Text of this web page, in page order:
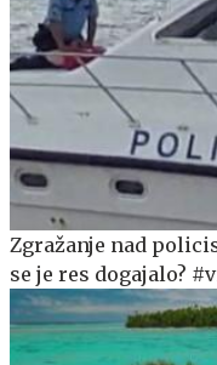
Zgražanje nad
se je res dogajalo?